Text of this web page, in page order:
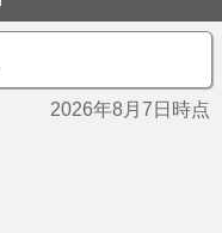
2026年8月7日時点